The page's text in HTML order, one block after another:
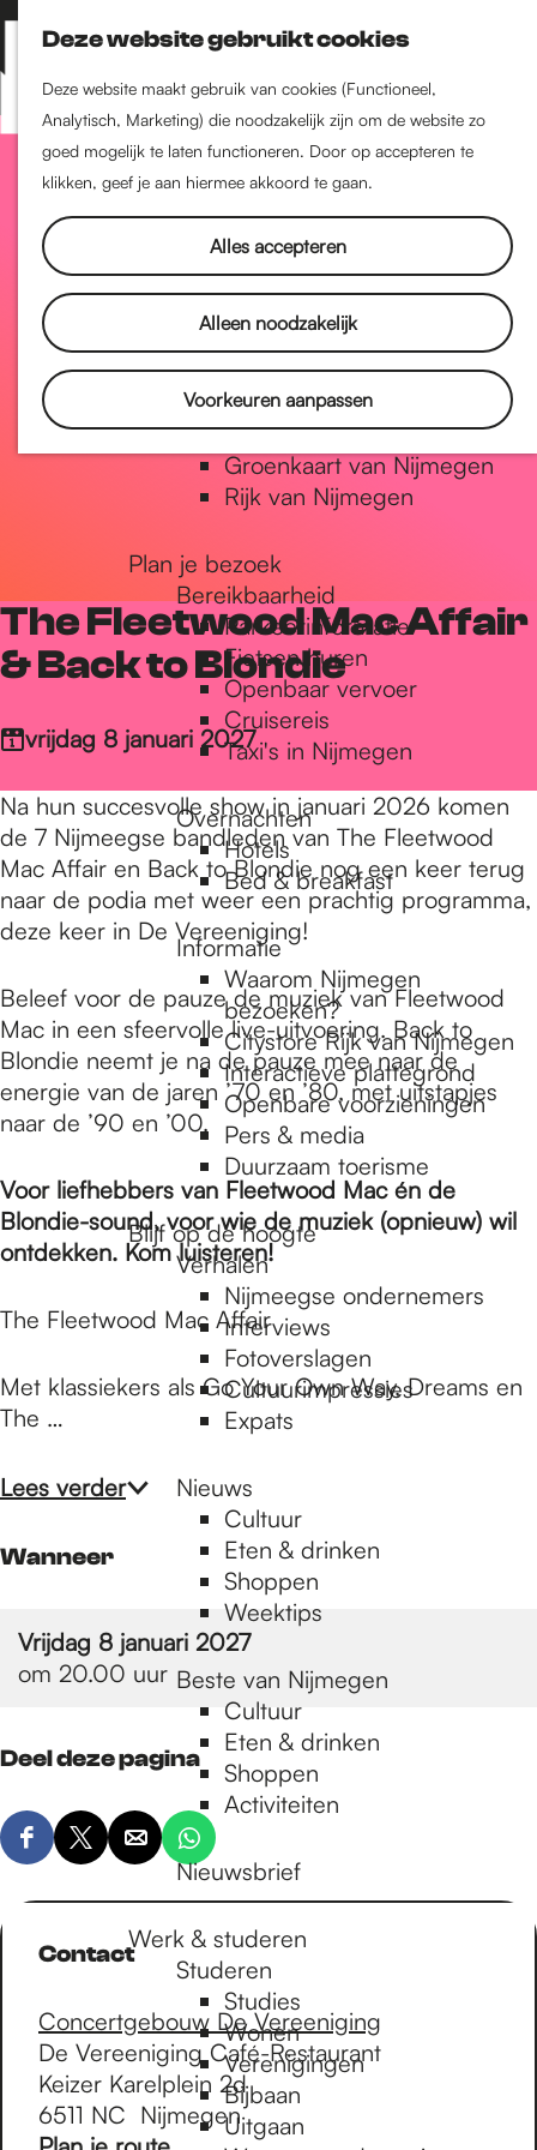
Deze website gebruikt cookies
Deze website maakt gebruik van cookies (Functioneel,
Analytisch, Marketing) die noodzakelijk zijn om de website zo
goed mogelijk te laten functioneren. Door op accepteren te
klikken, geef je aan hiermee akkoord te gaan.
Alles accepteren
Alleen noodzakelijk
Voorkeuren aanpassen
Z
o
e
k
e
K
a
a
r
t
M
e
n
Nijmegen-Nieuw-West
Nijmegen-Oud-West
Dukenburg
Lindenholt
Historie
De oudste stad van
Nederland
Historische tijdlijn
Romeinse Limes
Vrede van Nijmegen Penning
Natuur in Nijmegen
Groenkaart van Nijmegen
Rijk van Nijmegen
Plan je bezoek
Bereikbaarheid
Parkeerinformatie
Fietsen huren
Openbaar vervoer
Cruisereis
Taxi's in Nijmegen
Overnachten
Hotels
Bed & breakfast
Informatie
Waarom Nijmegen
bezoeken?
Citystore Rijk van Nijmegen
Interactieve plattegrond
Openbare voorzieningen
Pers & media
Duurzaam toerisme
Blijf op de hoogte
Verhalen
Nijmeegse ondernemers
Interviews
Fotoverslagen
Cultuurimpressies
Expats
Nieuws
Cultuur
Eten & drinken
Shoppen
Weektips
Beste van Nijmegen
Cultuur
Eten & drinken
Shoppen
Activiteiten
Nieuwsbrief
Werk & studeren
Studeren
Studies
Wonen
Verenigingen
Bijbaan
Uitgaan
The Fleetwood Mac Affair
& Back to Blondie
vrijdag 8 januari 2027
Na hun succesvolle show in januari 2026 komen
de 7 Nijmeegse bandleden van The Fleetwood
Mac Affair en Back to Blondie nog een keer terug
naar de podia met weer een prachtig programma,
deze keer in De Vereeniging!
Beleef voor de pauze de muziek van Fleetwood
Mac in een sfeervolle live-uitvoering. Back to
Blondie neemt je na de pauze mee naar de
energie van de jaren ’70 en ’80, met uitstapjes
naar de ’90 en ’00.
Voor liefhebbers van Fleetwood Mac én de
Blondie-sound, voor wie de muziek (opnieuw) wil
ontdekken. Kom luisteren!
The Fleetwood Mac Affair
Met klassiekers als Go Your Own Way, Dreams en
The …
Lees verder
Wanneer
Vrijdag 8 januari 2027
om 20.00 uur
Deel deze pagina
D
e
D
e
l
z
e
p
a
D
e
l
z
e
p
a
D
e
e
d
z
e
p
a
Contact
Concertgebouw De Vereeniging
De Vereeniging Café-Restaurant
Keizer Karelplein 2d
6511 NC Nijmegen